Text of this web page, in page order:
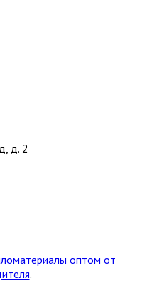
д. 2
оптом от
.